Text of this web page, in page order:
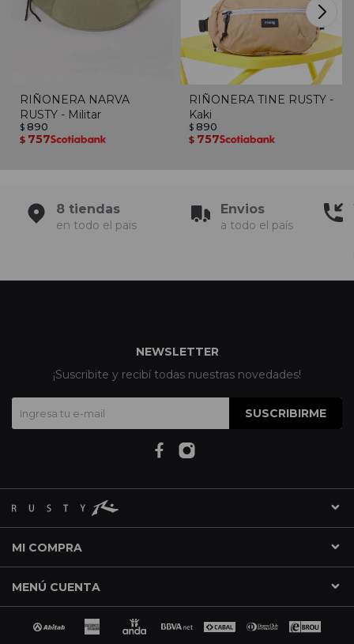
RIÑONERA NARVA
RUSTY - Militar
$ 890
$ 757
RIÑONERA TINE RUSTY -
Kaki
$ 890
$ 757
8 tiendas
en todo el pais
Envios
a todo el país
MI COMPRA
MENÚ CUENTA
NEWSLETTER
¡Suscribite y recibí todas nuestras novedades!
SUSCRIBIRME